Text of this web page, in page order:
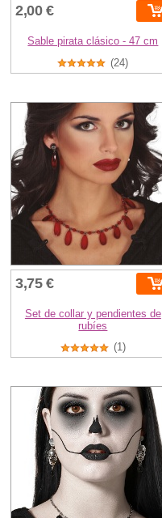
2,00 €
Sable pirata clásico - 47 cm
(24)
3,75 €
Set de collar y pendientes de
rubíes
(1)